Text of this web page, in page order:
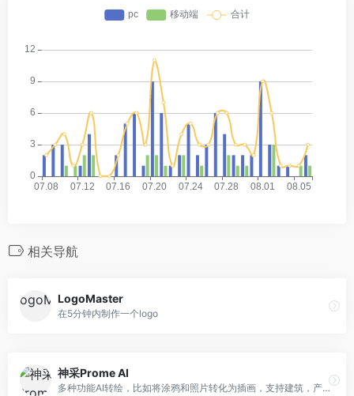
相关导航
LogoMaster
在5分钟内制作一个logo
神采Prome AI
多种功能AI转绘，比如将涂鸦和照片转化为插画，支持建筑，产品，游戏